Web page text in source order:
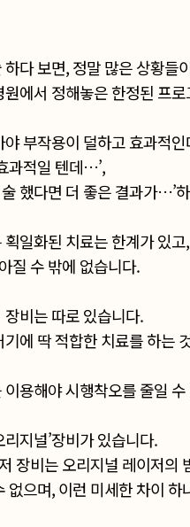
다 보면, 정말 많은 상황들
에서 정해놓은 한정된 프
부작용이 덜하고 효과적인
과적일 텐데…’,
했다면 더 좋은 결과가…’
일화된 치료는 한계가 있고,
질 수 밖에 없습니다.
비는 따로 있습니다.
에 딱 적합한 치료를 하는
용해야 시행착오를 줄일
지널’장비가 있습니다.
장비는 오리지널 레이저의
없으며, 이런 미세한 차이